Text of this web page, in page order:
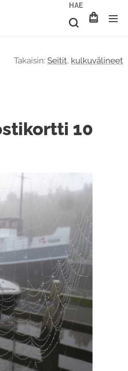
HAE
Takaisin: Seitit, kulkuvälineet
10